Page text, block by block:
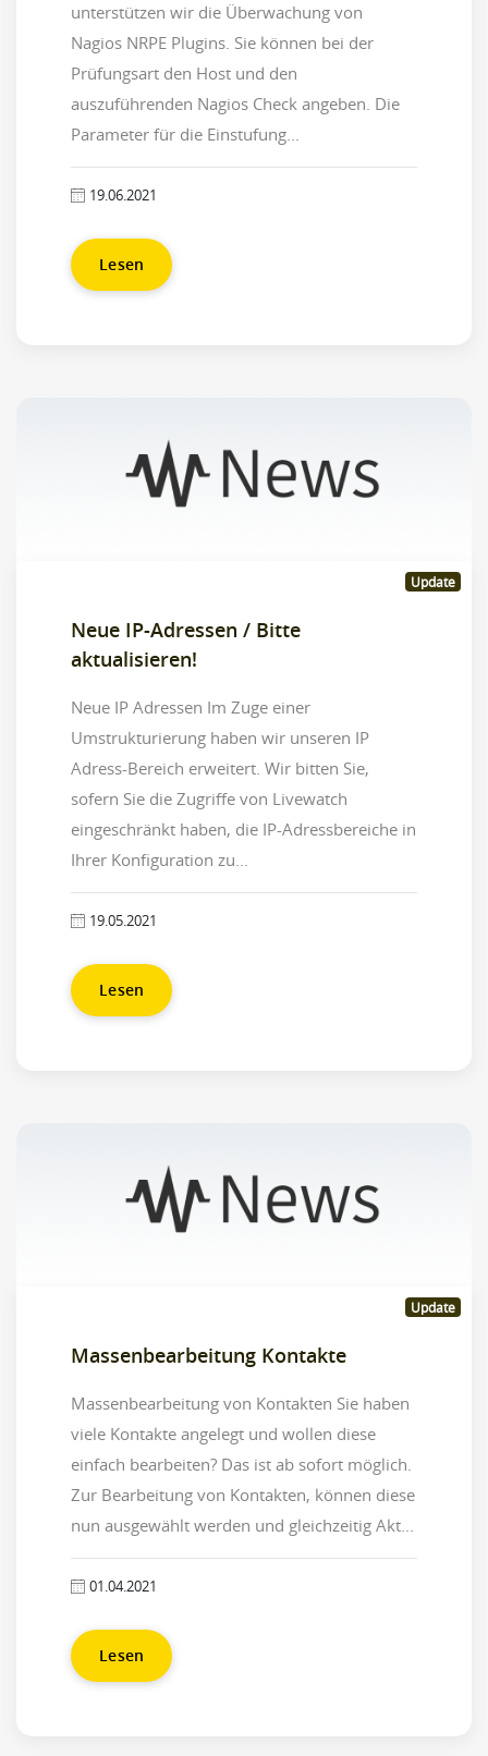
unterstützen wir die Überwachung von
Nagios NRPE Plugins. Sie können bei der
Prüfungsart den Host und den
auszuführenden Nagios Check angeben. Die
Parameter für die Einstufung...
19.06.2021
Lesen
Update
Neue IP-Adressen / Bitte
aktualisieren!
Neue IP Adressen Im Zuge einer
Umstrukturierung haben wir unseren IP
Adress-Bereich erweitert. Wir bitten Sie,
sofern Sie die Zugriffe von Livewatch
eingeschränkt haben, die IP-Adressbereiche in
Ihrer Konfiguration zu...
19.05.2021
Lesen
Update
Massenbearbeitung Kontakte
Massenbearbeitung von Kontakten Sie haben
viele Kontakte angelegt und wollen diese
einfach bearbeiten? Das ist ab sofort möglich.
Zur Bearbeitung von Kontakten, können diese
nun ausgewählt werden und gleichzeitig Akt...
01.04.2021
Lesen